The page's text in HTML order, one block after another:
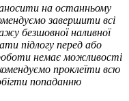
на останньому
завершити всі
безшовної наливної
підлогу перед або
немає можливості
проклеїти всю
попаданню